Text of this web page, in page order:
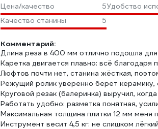
Цена/качество 5Удобство
Качество станины
5
Комментарий:
Длина реза в 400 мм отлично подошла
Каретка двигается плавно: всё
Люфтов почти нет, станина жёсткая,
Режущий ролик уверенно берёт
Круговой резак (балеринка) выручил,
Работать удобно: разметка понятная,
Максимальная толщина плитки 12 мм меня
Инструмент весит 4,5 кг: не слишком